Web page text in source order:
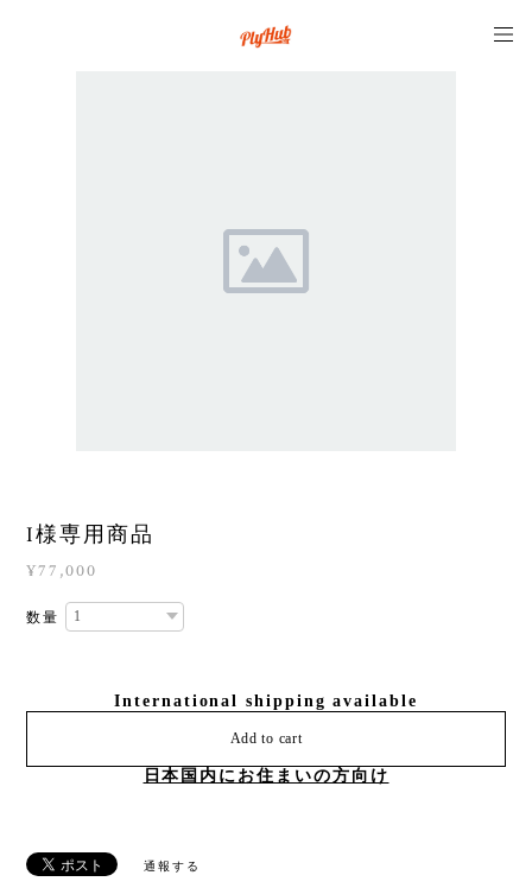
I様専用商品
¥77,000
数量
International shipping available
Add to cart
日本国内にお住まいの方向け
通報する